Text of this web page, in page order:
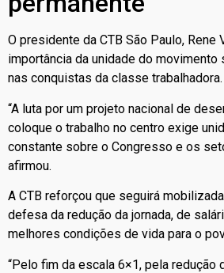
O presidente da CTB São Paulo, Rene
importância da unidade do movimento
nas conquistas da classe trabalhadora.
“A luta por um projeto nacional de
coloque o trabalho no centro exige
constante sobre o Congresso e os
afirmou.
A CTB reforçou que seguirá
defesa da redução da jornada, de
melhores condições de vida para o
“Pelo fim da escala 6×1, pela redução